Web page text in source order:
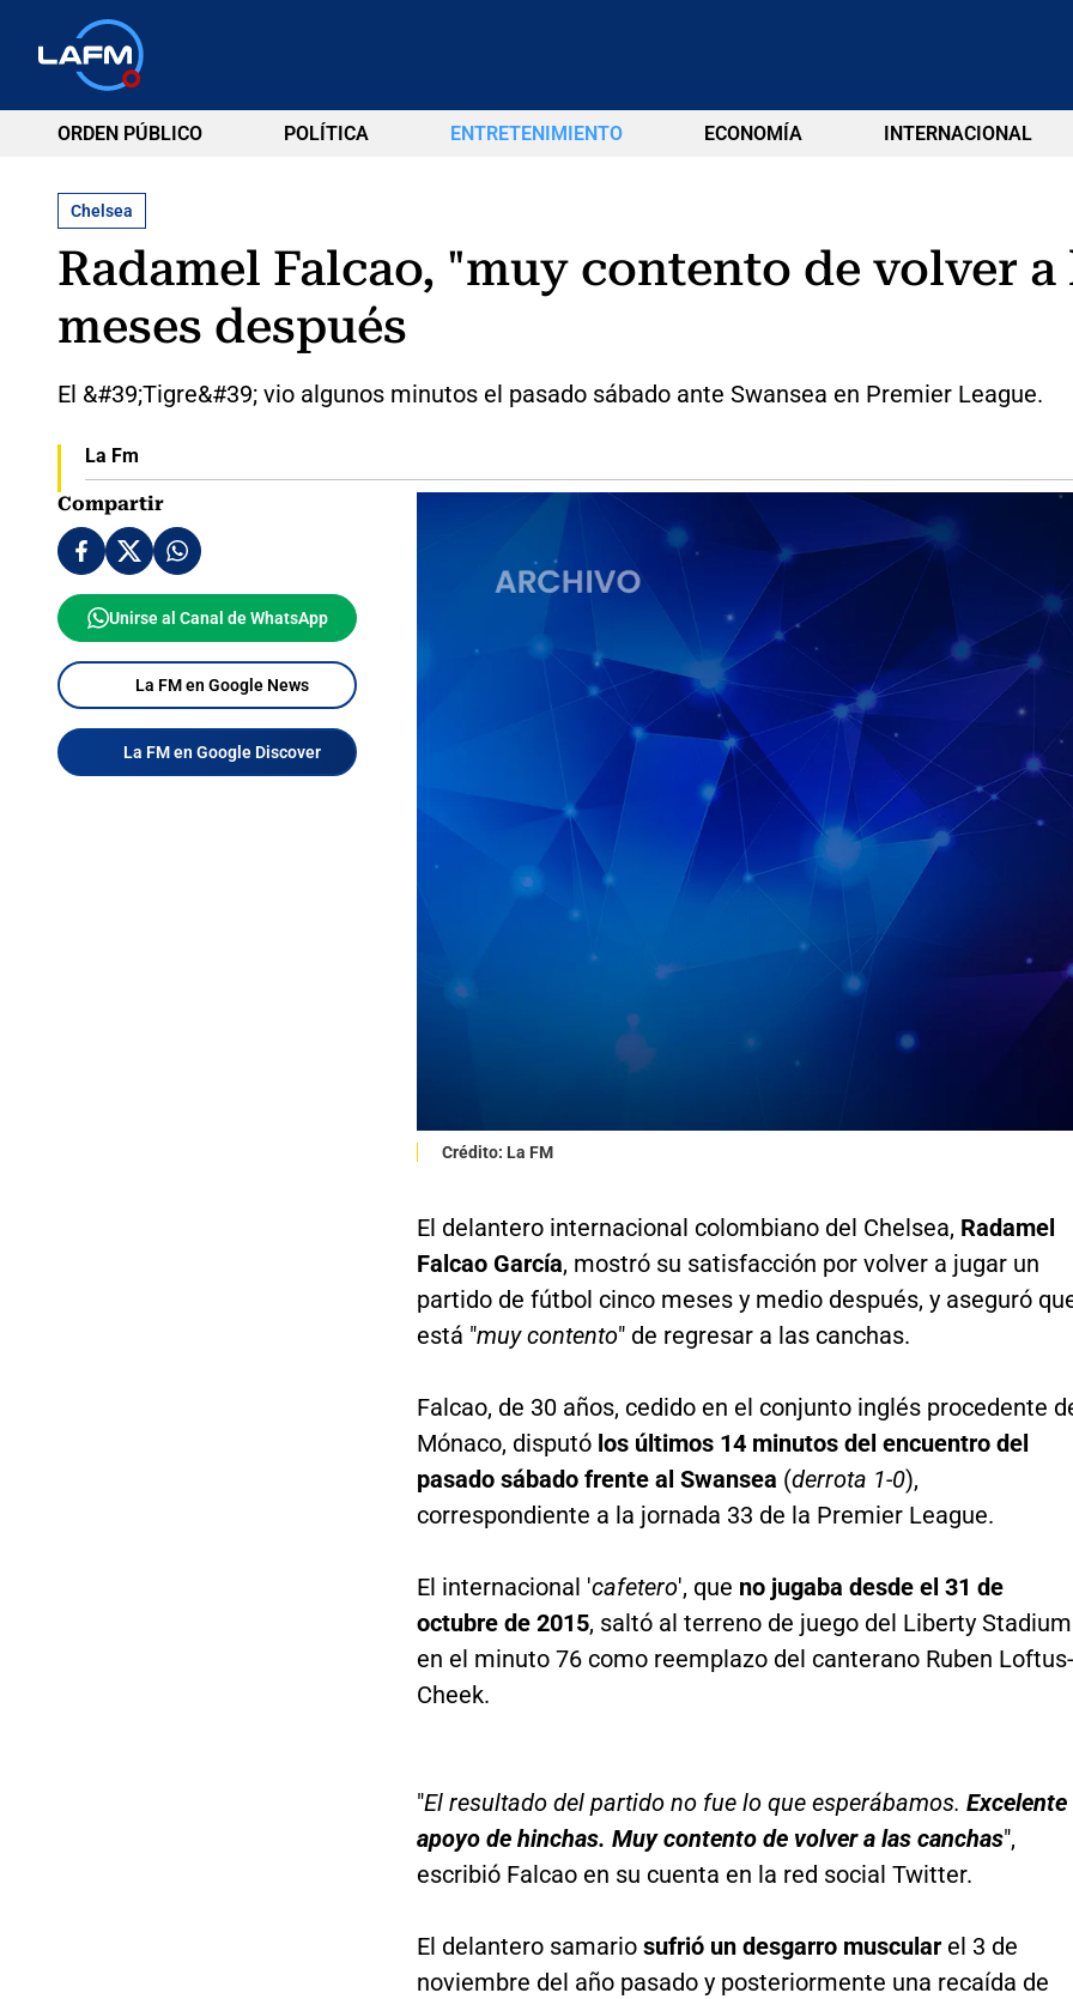
ORDEN PÚBLICO POLÍTICA ENTRETENIMIENTO ECONOMÍA INTERNACIONAL
Chelsea
Radamel Falcao, "muy contento de volver
meses después
El &#39;Tigre&#39; vio algunos minutos el pasado sábado ante Swansea en Premier League.
La Fm
Compartir
Unirse al Canal de WhatsApp
La FM en Google News
La FM en Google Discover
Crédito: La FM
El delantero internacional colombiano del Chelsea, Radamel
Falcao García, mostró su satisfacción por volver a jugar un
partido de fútbol cinco meses y medio después, y aseguró
está "muy contento" de regresar a las canchas.
Falcao, de 30 años, cedido en el conjunto inglés procedente
Mónaco, disputó los últimos 14 minutos del encuentro del
pasado sábado frente al Swansea (derrota 1-0),
correspondiente a la jornada 33 de la Premier League.
El internacional 'cafetero', que no jugaba desde el 31 de
octubre de 2015, saltó al terreno de juego del Liberty Stadium
en el minuto 76 como reemplazo del canterano Ruben Loftus-
Cheek.
"El resultado del partido no fue lo que esperábamos. Excelente
apoyo de hinchas. Muy contento de volver a las canchas",
escribió Falcao en su cuenta en la red social Twitter.
El delantero samario sufrió un desgarro muscularel 3 de
noviembre del año pasado y posteriormente una recaída de